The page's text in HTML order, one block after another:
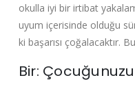
okulla iyi bir irtibat
uyum içerisinde olduğu
ki başarısı çoğalacaktır.
Bir: